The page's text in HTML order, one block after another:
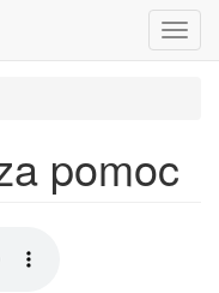
pomoc